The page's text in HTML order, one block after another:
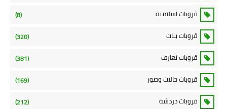
قروبات اسلامية (8)
قروبات بنات (320)
قروبات تعارف (381)
قروبات حالات وصور (169)
قروبات دردشة (212)